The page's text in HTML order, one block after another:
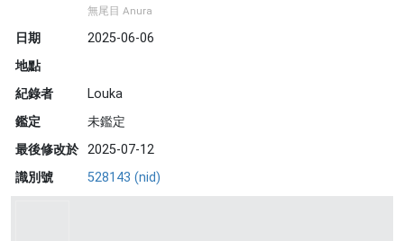
無尾目 Anura
日期
2025-06-06
地點
紀錄者
Louka
鑑定
未鑑定
最後修改於 2025-07-12
識別號
528143 (nid)